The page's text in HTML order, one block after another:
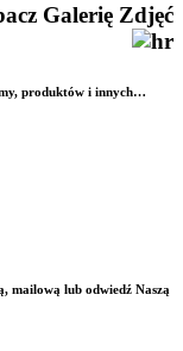
Galerię Zdjęć
produktów i innych…
mailową lub odwiedź Naszą